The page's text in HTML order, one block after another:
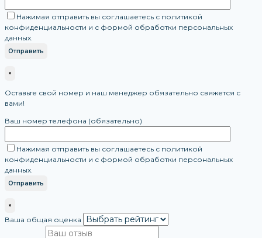
Нажимая отправить вы соглашаетесь с политикой
конфиденциальности и с формой обработки персональных
данных.
×
Оставьте свой номер и наш менеджер обязательно свяжется с
вами!
Ваш номер телефона (обязательно)
Нажимая отправить вы соглашаетесь с политикой
конфиденциальности и с формой обработки персональных
данных.
×
Ваша общая оценка